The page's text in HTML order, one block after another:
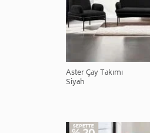
Aster Çay Takımı
Siyah